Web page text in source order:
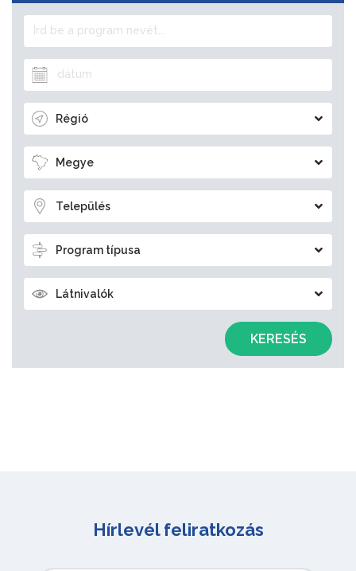
Régió
Megye
Település
Program típusa
Látnivalók
KERESÉS
Hírlevél feliratkozás